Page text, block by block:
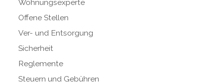
Wohnungsexperte
Offene Stellen
Ver- und Entsorgung
Sicherheit
Reglemente
Steuern und Gebühren